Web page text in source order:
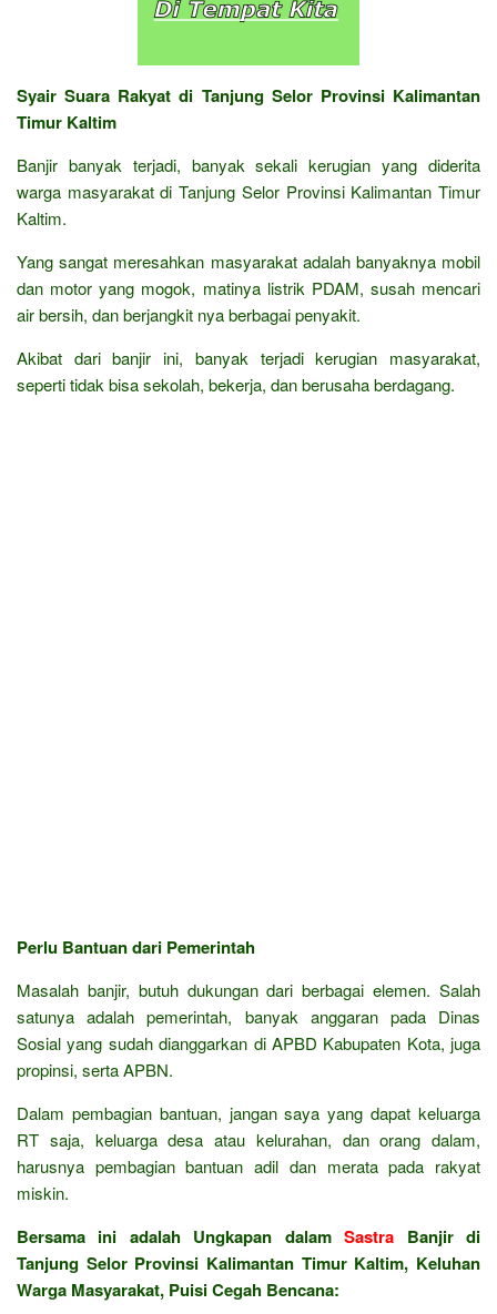
Syair Suara Rakyat di Tanjung Selor Provinsi Kalimantan
Timur Kaltim
Banjir banyak terjadi, banyak sekali kerugian yang diderita
warga masyarakat di Tanjung Selor Provinsi Kalimantan Timur
Kaltim.
Yang sangat meresahkan masyarakat adalah banyaknya mobil
dan motor yang mogok, matinya listrik PDAM, susah mencari
air bersih, dan berjangkit nya berbagai penyakit.
Akibat dari banjir ini, banyak terjadi kerugian masyarakat,
seperti tidak bisa sekolah, bekerja, dan berusaha berdagang.
Perlu Bantuan dari Pemerintah
Masalah banjir, butuh dukungan dari berbagai elemen. Salah
satunya adalah pemerintah, banyak anggaran pada Dinas
Sosial yang sudah dianggarkan di APBD Kabupaten Kota, juga
propinsi, serta APBN.
Dalam pembagian bantuan, jangan saya yang dapat keluarga
RT saja, keluarga desa atau kelurahan, dan orang dalam,
harusnya pembagian bantuan adil dan merata pada rakyat
miskin.
Bersama ini adalah Ungkapan dalamSastra Banjir di
Tanjung Selor Provinsi Kalimantan Timur Kaltim, Keluhan
Warga Masyarakat, Puisi Cegah Bencana: